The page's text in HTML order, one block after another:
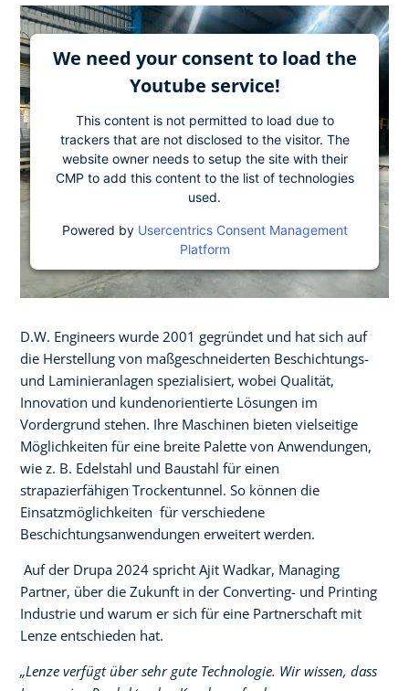
We need your consent to load the
Youtube service!
This content is not permitted to load due to
trackers that are not disclosed to the visitor. The
website owner needs to setup the site with their
CMP to add this content to the list of technologies
used.
Powered by Usercentrics Consent Management
Platform
D.W. Engineers wurde 2001 gegründet und hat sich auf
die Herstellung von maßgeschneiderten Beschichtungs-
und Laminieranlagen spezialisiert, wobei Qualität,
Innovation und kundenorientierte Lösungen im
Vordergrund stehen. Ihre Maschinen bieten vielseitige
Möglichkeiten für eine breite Palette von Anwendungen,
wie z. B. Edelstahl und Baustahl für einen
strapazierfähigen Trockentunnel. So können die
Einsatzmöglichkeiten für verschiedene
Beschichtungsanwendungen erweitert werden.
Auf der Drupa 2024 spricht Ajit Wadkar, Managing
Partner, über die Zukunft in der Converting- und Printing
Industrie und warum er sich für eine Partnerschaft mit
Lenze entschieden hat.
„Lenze verfügt über sehr gute Technologie. Wir wissen, dass